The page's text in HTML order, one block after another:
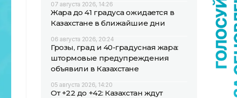
07 августа 2026, 14:26
Жара до 41 градуса ожидается в
Казахстане в ближайшие дни
06 августа 2026, 20:24
Грозы, град и 40-градусная жара:
штормовые предупреждения
объявили в Казахстане
05 августа 2026, 14:20
От +22 до +42: Казахстан ждут